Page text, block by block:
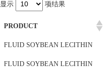
显示 项结果
PRODUCT
FLUID SOYBEAN LECITHIN
FLUID SOYBEAN LECITHIN